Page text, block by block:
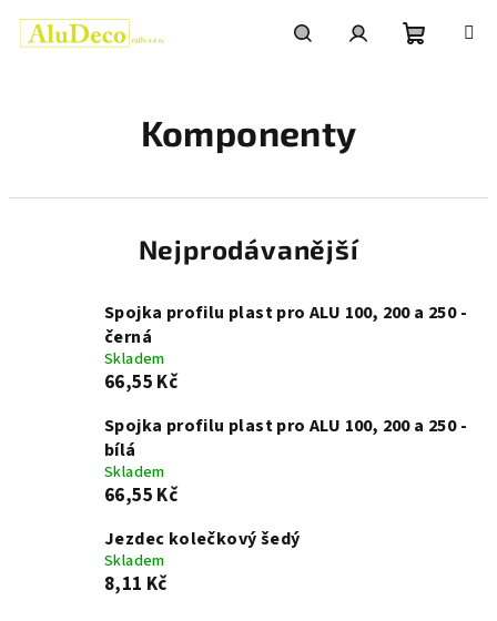
obsah
Komponenty
Nejprodávanější
Spojka profilu plast pro ALU 100, 200 a 250 -
černá
Skladem
66,55 Kč
Spojka profilu plast pro ALU 100, 200 a 250 -
bílá
Skladem
66,55 Kč
Jezdec kolečkový šedý
Skladem
8,11 Kč